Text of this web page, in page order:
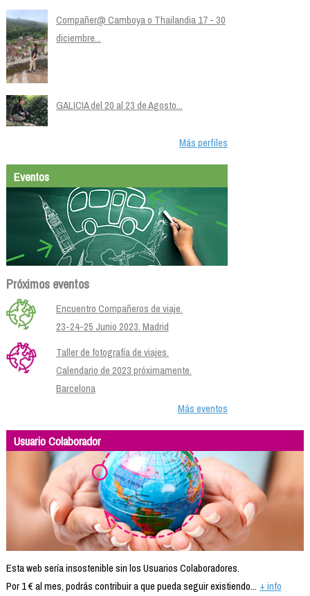
Compañer@ Camboya o Thailandia 17 - 30
diciembre...
GALICIA del 20 al 23 de Agosto...
Más perfiles
Eventos
Próximos eventos
Encuentro Compañeros de viaje.
23-24-25 Junio 2023. Madrid
Taller de fotografía de viajes.
Calendario de 2023 próximamente.
Barcelona
Más eventos
Usuario Colaborador
Esta web sería insostenible sin los Usuarios Colaboradores.
Por 1 € al mes, podrás contribuir a que pueda seguir existiendo... + info